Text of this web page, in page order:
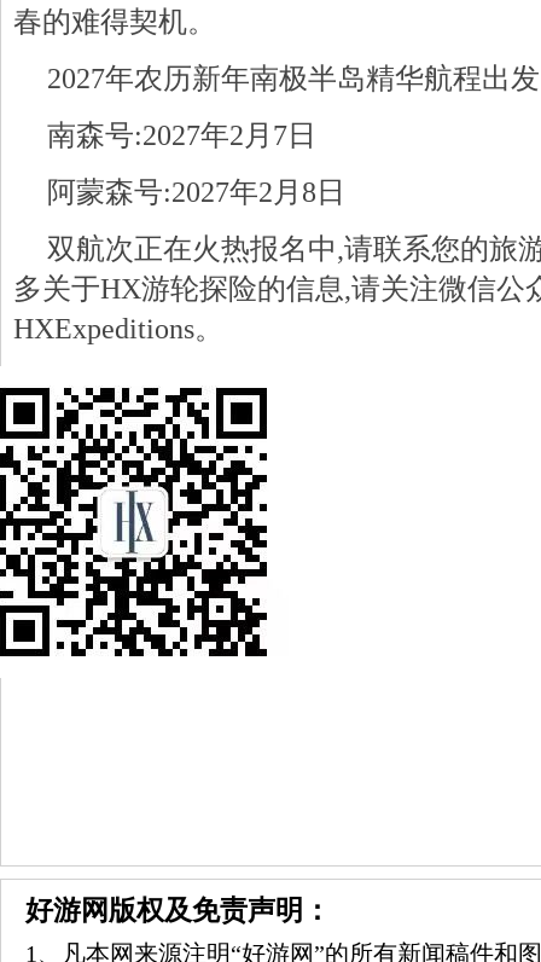
春的难得契机。
2027年农历新年南极半岛精华航程出
南森号:2027年2月7日
阿蒙森号:2027年2月8日
双航次正在火热报名中,请联系您的旅
多关于HX游轮探险的信息,请关注微信公
HXExpeditions。
好游网版权及免责声明：
1、凡本网来源注明“好游网”的所有新闻稿件和